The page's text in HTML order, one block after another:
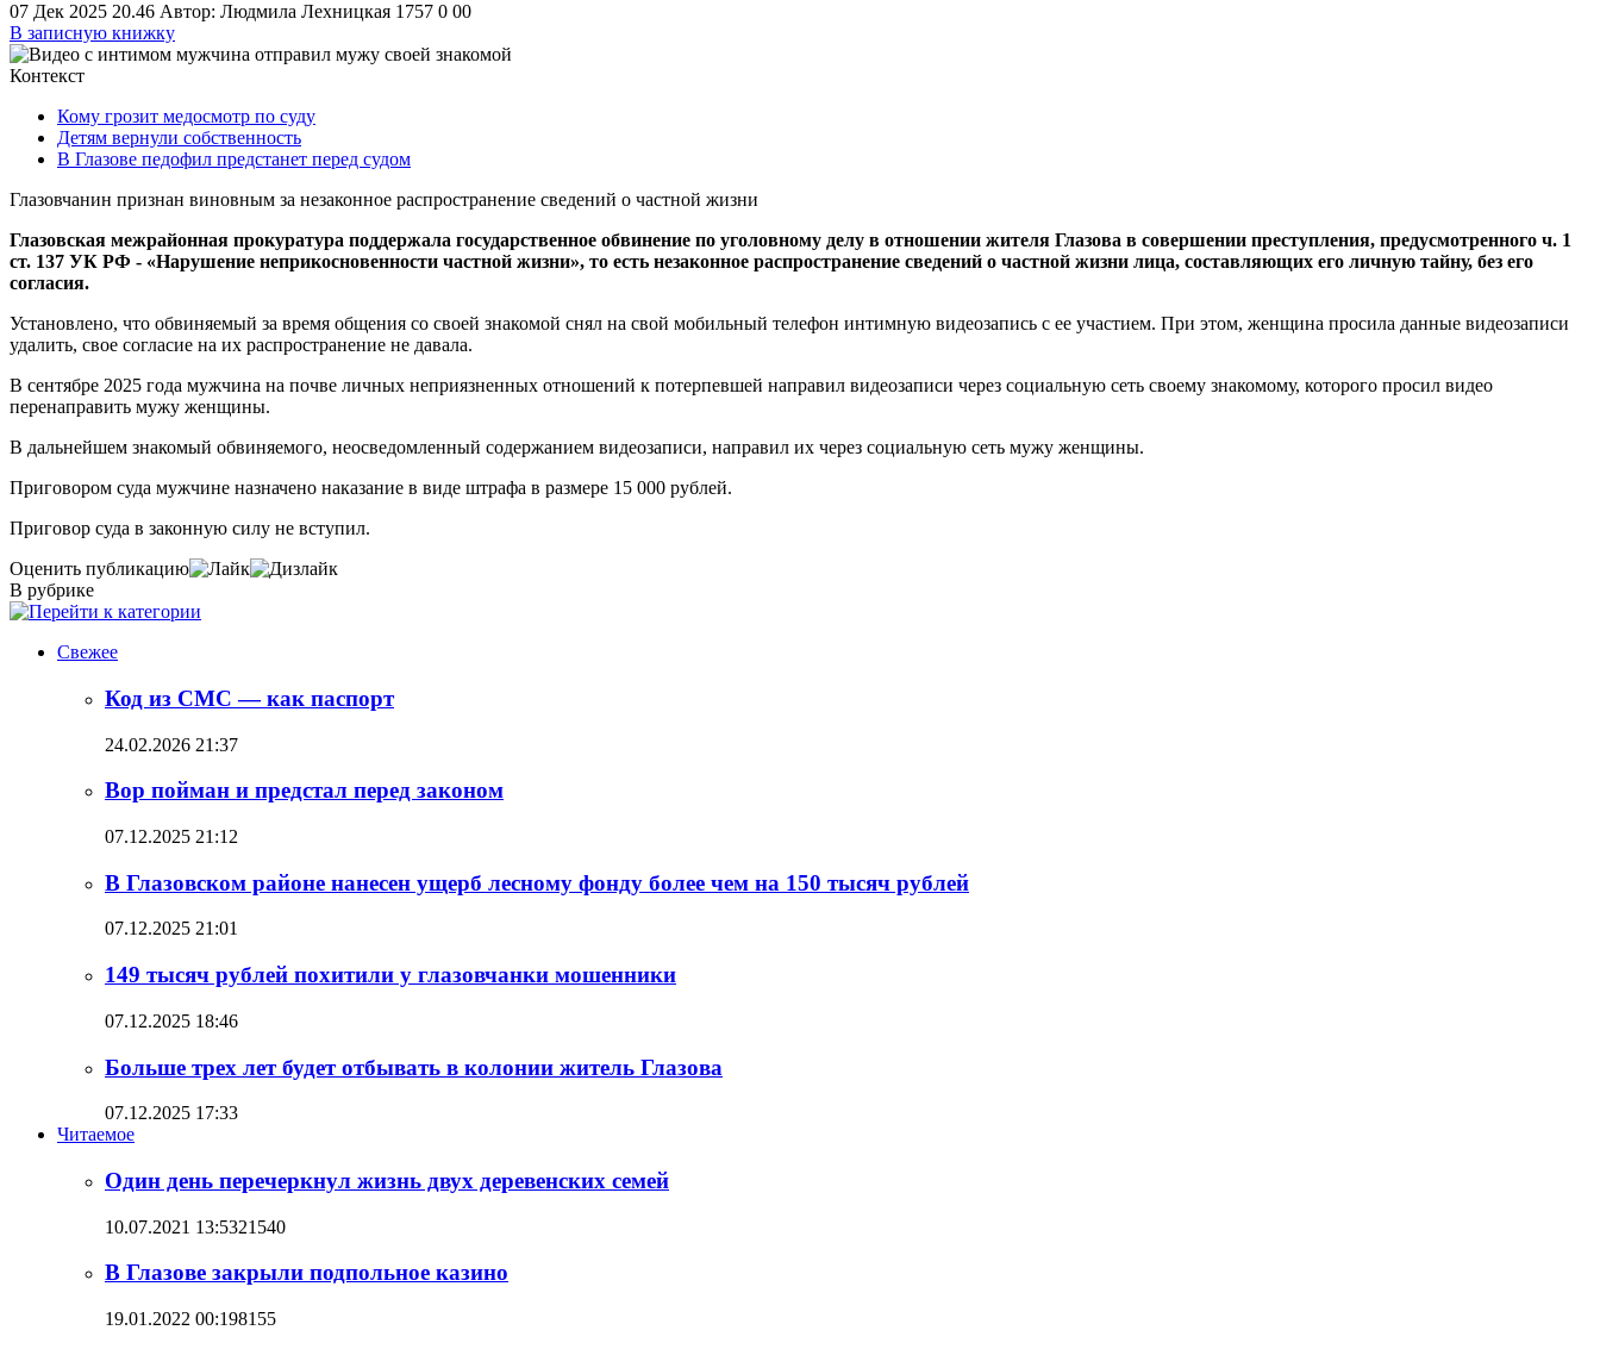
07 Дек 2025 20.46 Автор: Людмила Лехницкая 1757 0 00
В записную книжку
Контекст
Кому грозит медосмотр по суду
Детям вернули собственность
В Глазове педофил предстанет перед судом
Глазовчанин признан виновным за незаконное распространение сведений о частной жизни
Глазовская межрайонная прокуратура поддержала государственное обвинение по уголовному делу в отношении жителя Глазова в совершении преступления, предусмотренного ч. 1
ст. 137 УК РФ - «Нарушение неприкосновенности частной жизни», то есть незаконное распространение сведений о частной жизни лица, составляющих его личную тайну, без его
согласия.
Установлено, что обвиняемый за время общения со своей знакомой снял на свой мобильный телефон интимную видеозапись с ее участием. При этом, женщина просила данные видеозаписи
удалить, свое согласие на их распространение не давала.
В сентябре 2025 года мужчина на почве личных неприязненных отношений к потерпевшей направил видеозаписи через социальную сеть своему знакомому, которого просил видео
перенаправить мужу женщины.
В дальнейшем знакомый обвиняемого, неосведомленный содержанием видеозаписи, направил их через социальную сеть мужу женщины.
Приговором суда мужчине назначено наказание в виде штрафа в размере 15 000 рублей.
Приговор суда в законную силу не вступил.
Оценить публикацию
В рубрике
Свежее
Код из СМС — как паспорт
24.02.2026 21:37
Вор пойман и предстал перед законом
07.12.2025 21:12
В Глазовском районе нанесен ущерб лесному фонду более чем на 150 тысяч рублей
07.12.2025 21:01
149 тысяч рублей похитили у глазовчанки мошенники
07.12.2025 18:46
Больше трех лет будет отбывать в колонии житель Глазова
07.12.2025 17:33
Читаемое
Один день перечеркнул жизнь двух деревенских семей
10.07.2021 13:5321540
В Глазове закрыли подпольное казино
19.01.2022 00:198155